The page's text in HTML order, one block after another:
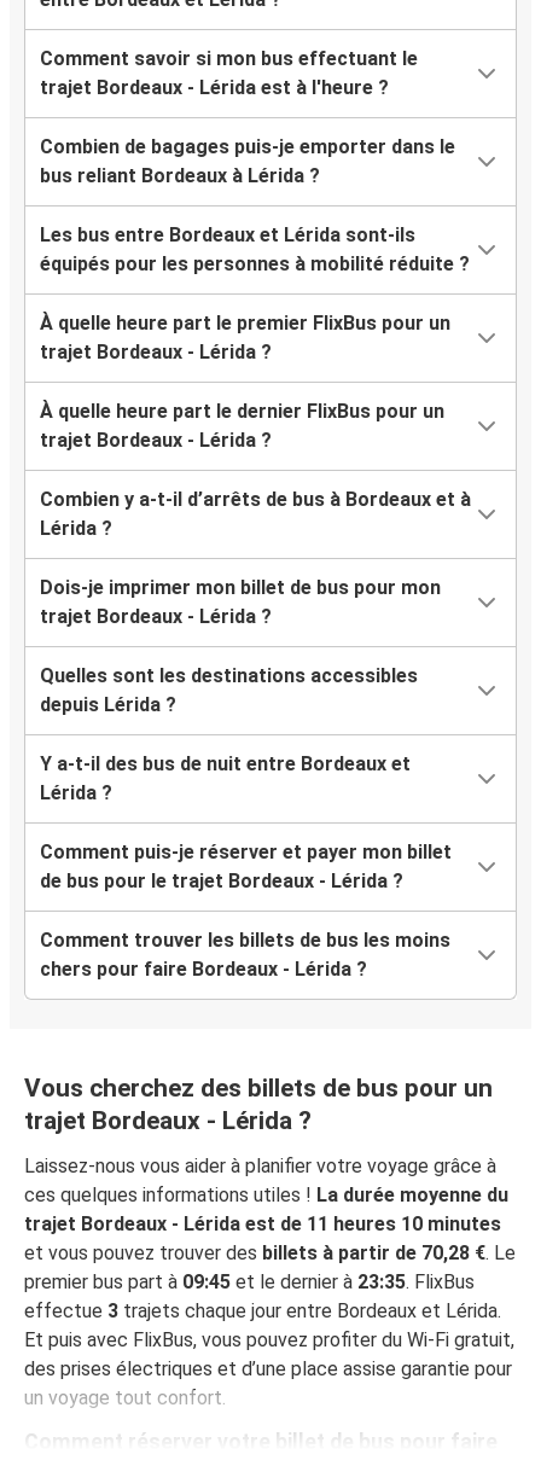
Comment savoir si mon bus effectuant le
trajet Bordeaux - Lérida est à l'heure ?
Combien de bagages puis-je emporter dans le
bus reliant Bordeaux à Lérida ?
Les bus entre Bordeaux et Lérida sont-ils
équipés pour les personnes à mobilité réduite ?
À quelle heure part le premier FlixBus pour un
trajet Bordeaux - Lérida ?
À quelle heure part le dernier FlixBus pour un
trajet Bordeaux - Lérida ?
Combien y a-t-il d’arrêts de bus à Bordeaux et à
Lérida ?
Dois-je imprimer mon billet de bus pour mon
trajet Bordeaux - Lérida ?
Quelles sont les destinations accessibles
depuis Lérida ?
Y a-t-il des bus de nuit entre Bordeaux et
Lérida ?
Comment puis-je réserver et payer mon billet
de bus pour le trajet Bordeaux - Lérida ?
Comment trouver les billets de bus les moins
chers pour faire Bordeaux - Lérida ?
Vous cherchez des billets de bus pour un
trajet Bordeaux - Lérida ?
Laissez-nous vous aider à planifier votre voyage grâce à
ces quelques informations utiles ! La durée moyenne du
trajet Bordeaux - Lérida est de 11 heures 10 minutes
et vous pouvez trouver des billets à partir de 70,28 €. Le
premier bus part à 09:45 et le dernier à 23:35. FlixBus
effectue 3 trajets chaque jour entre Bordeaux et Lérida.
Et puis avec FlixBus, vous pouvez profiter du Wi-Fi gratuit,
des prises électriques et d’une place assise garantie pour
un voyage tout confort.
Comment réserver votre billet de bus pour faire